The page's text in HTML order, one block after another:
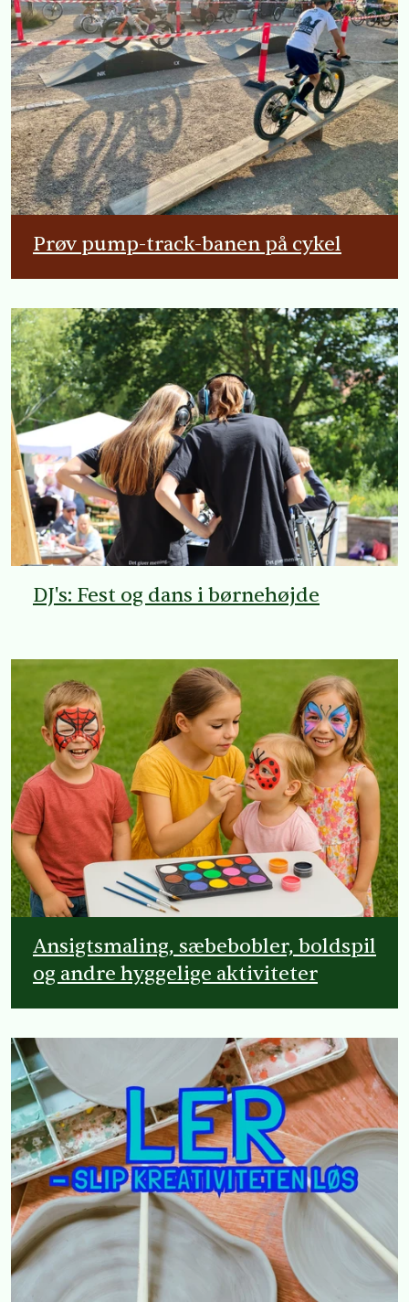
Prøv pump-track-banen på cykel
DJ's: Fest og dans i børnehøjde
Ansigtsmaling, sæbebobler, boldspil
og andre hyggelige aktiviteter